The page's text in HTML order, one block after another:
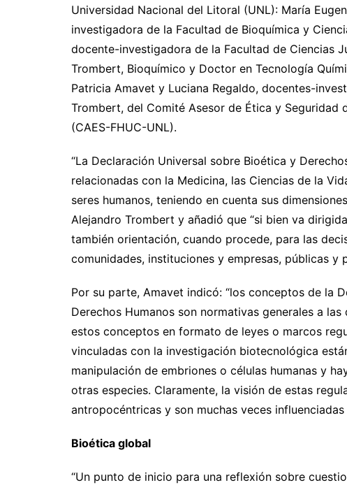
Universidad Nacional del Litoral (UNL): María
investigadora de la Facultad de Bioquímica y
docente-investigadora de la Facultad de Ciencias
Trombert, Bioquímico y Doctor en Tecnología
Patricia Amavet y Luciana Regaldo, docentes-
Trombert, del Comité Asesor de Ética y Seguridad
(CAES-FHUC-UNL).
“La Declaración Universal sobre Bioética y
relacionadas con la Medicina, las Ciencias de la
seres humanos, teniendo en cuenta sus
Alejandro Trombert y añadió que “si bien va
también orientación, cuando procede, para las
comunidades, instituciones y empresas, públicas y
Por su parte, Amavet indicó: “los conceptos de la
Derechos Humanos son normativas generales a
estos conceptos en formato de leyes o marcos
vinculadas con la investigación biotecnológica
manipulación de embriones o células humanas y
otras especies. Claramente, la visión de estas
antropocéntricas y son muchas veces
Bioética global
“Un punto de inicio para una reflexión sobre